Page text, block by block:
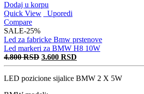
Dodaj u korpu
Quick View
Uporedi
Compare
SALE-25%
Led za fabricke Bmw prstenove
Led markeri za BMW H8 10W
4.800RSD Originalna
cena
bila:
4.800 RSD.
3.600 RSD
cena
je:
3.600 RSD.
LED pozicione sijalice BMW 2 X 5W